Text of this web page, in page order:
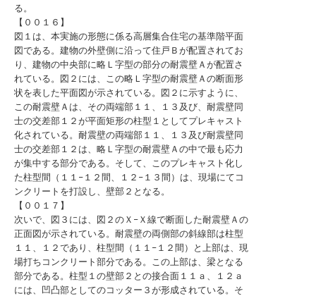
る。
【００１６】
図１は、本実施の形態に係る高層集合住宅の基準階平面
図である。建物の外壁側に沿って住戸Ｂが配置されてお
り、建物の中央部に略Ｌ字型の部分の耐震壁Ａが配置さ
れている。図２には、この略Ｌ字型の耐震壁Ａの断面形
状を表した平面図が示されている。図２に示すように、
この耐震壁Ａは、その両端部１１、１３及び、耐震壁同
士の交差部１２が平面矩形の柱型１としてプレキャスト
化されている。耐震壁の両端部１１、１３及び耐震壁同
士の交差部１２は、略Ｌ字型の耐震壁Ａの中で最も応力
が集中する部分である。そして、このプレキャスト化し
た柱型間（１１−１２間、１２−１３間）は、現場にてコ
ンクリートを打設し、壁部２となる。
【００１７】
次いで、図３には、図２のＸ−Ｘ線で断面した耐震壁Ａの
正面図が示されている。耐震壁の両側部の斜線部は柱型
１１、１２であり、柱型間（１１−１２間）と上部は、現
場打ちコンクリート部分である。この上部は、梁となる
部分である。柱型１の壁部２との接合面１１ａ、１２ａ
には、凹凸部としてのコッター３が形成されている。そ